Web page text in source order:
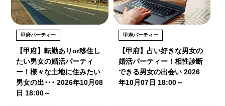
甲府パーティー
【甲府】転勤ありor移住し
たい男女の婚活パーティ
ー！様々な土地に住みたい
男女の出･･･ 2026年10月08
日 18:00～
甲府パーティー
【甲府】占い好きな男女の
婚活パーティー！相性診断
できる男女の出会い 2026
年10月07日 18:00～